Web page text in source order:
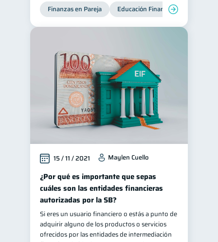
Finanzas en Pareja Educación Financiera
15 / 11 / 2021 Maylen Cuello
¿Por qué es importante que sepas
cuáles son las entidades financieras
autorizadas por la SB?
Si eres un usuario financiero o estás a punto de
adquirir alguno de los productos o servicios
ofrecidos por las entidades de intermediación